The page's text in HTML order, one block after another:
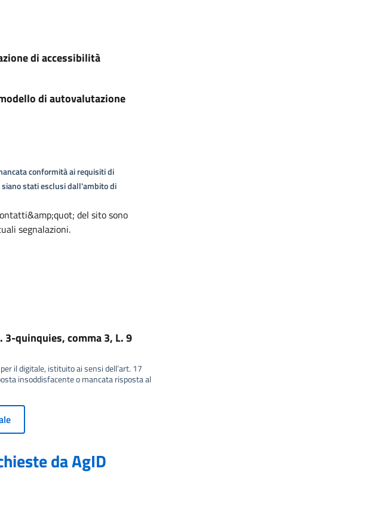
di accessibilità
di autovalutazione
conformità ai requisiti di
stati esclusi dall'ambito di
del sito sono
segnalazioni.
quinquies, comma 3, L. 9
il digitale, istituito ai sensi dell’art. 17
insoddisfacente o mancata risposta al
da AgID